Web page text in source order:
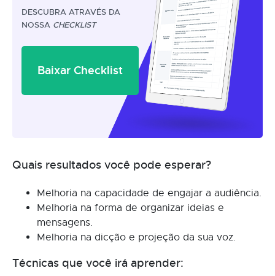
DESCUBRA ATRAVÉS DA
NOSSA CHECKLIST
Baixar Checklist
Quais resultados você pode esperar?
Melhoria na capacidade de engajar a audiência.
Melhoria na forma de organizar ideias e
mensagens.
Melhoria na dicção e projeção da sua voz.
Técnicas que você irá aprender: